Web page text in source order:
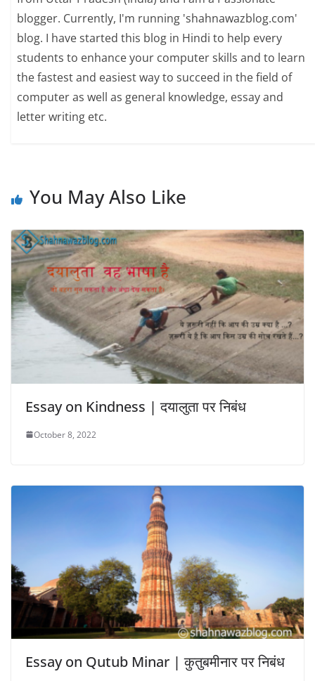
blogger. Currently, I'm running 'shahnawazblog.com'
blog. I have started this blog in Hindi to help every
students to enhance your computer skills and to learn
the fastest and easiest way to succeed in the field of
computer as well as general knowledge, essay and
letter writing etc.
You May Also Like
Essay on Kindness | दयालुता पर निबंध
October 8, 2022
Essay on Qutub Minar | कुतुबमीनार पर निबंध